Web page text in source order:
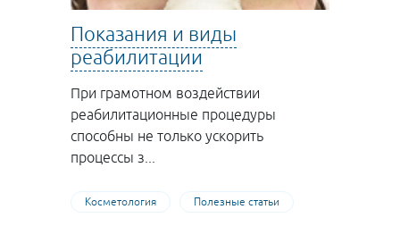
Показания и виды
реабилитации
При грамотном воздействии
реабилитационные процедуры
способны не только ускорить
процессы з...
Косметология Полезные статьи